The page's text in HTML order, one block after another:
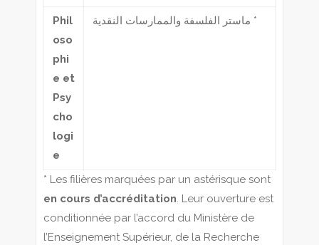
Phil
oso
phi
e et
Psy
cho
logi
e
ماستر الفلسفة والممارسات النقدية *
* Les filières marquées par un astérisque sont
en cours d’accréditation. Leur ouverture est
conditionnée par l’accord du Ministère de
l’Enseignement Supérieur, de la Recherche